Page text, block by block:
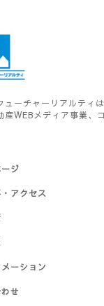
ューチャーリアルティ
産WEBメディア事業、
ジ
アクセス
ーション
せ